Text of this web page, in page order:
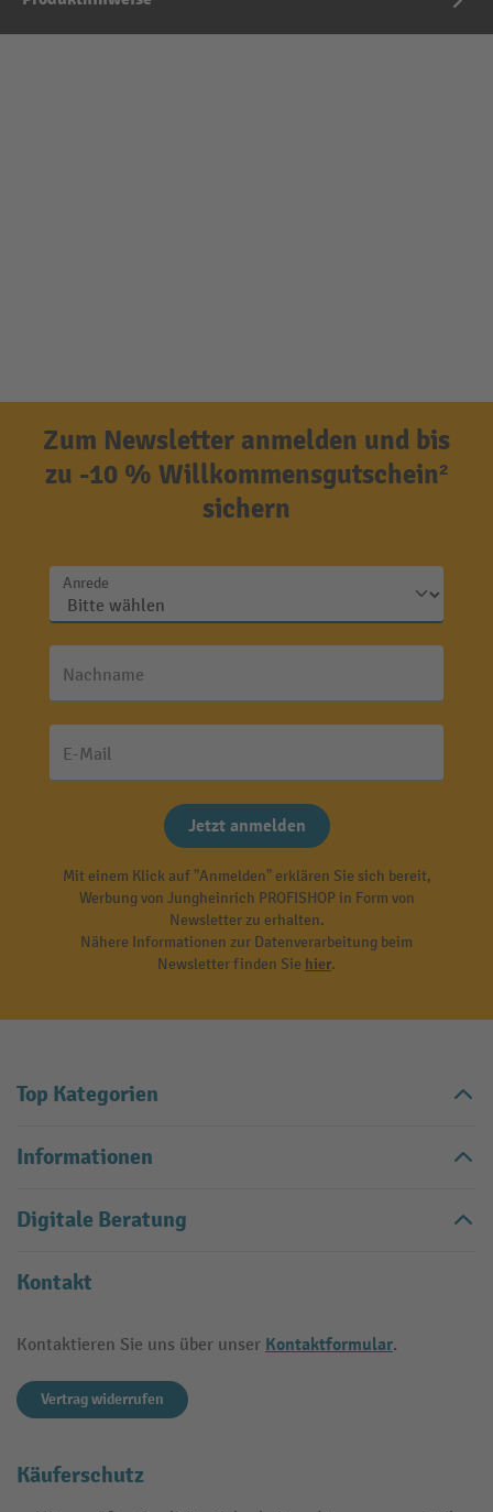
Zum Newsletter anmelden und bis
zu -10 % Willkommensgutschein²
sichern
Anrede
Nachname
E-Mail
Jetzt anmelden
Mit einem Klick auf "Anmelden" erklären Sie sich bereit,
Werbung von Jungheinrich PROFISHOP in Form von
Newsletter zu erhalten.
Nähere Informationen zur Datenverarbeitung beim
Newsletter finden Sie hier.
Top Kategorien
Informationen
Digitale Beratung
Kontakt
Kontaktieren Sie uns über unser Kontaktformular.
Vertrag widerrufen
Käuferschutz